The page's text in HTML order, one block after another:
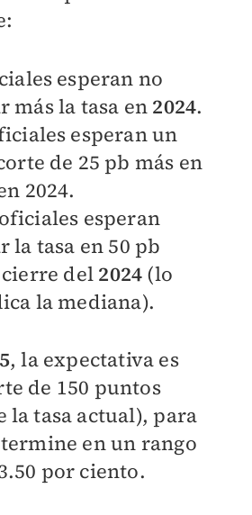
esperan no
más la tasa en 2024.
esperan un
de 25 pb más en
2024.
esperan
la tasa en 50 pb
del 2024 (lo
la mediana).
, la expectativa es
de 150 puntos
la tasa actual), para
en un rango
por ciento.